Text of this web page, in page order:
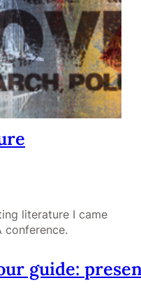
literature I came
conference.
guide: